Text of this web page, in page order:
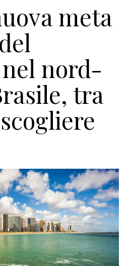
meta
nord-
tra